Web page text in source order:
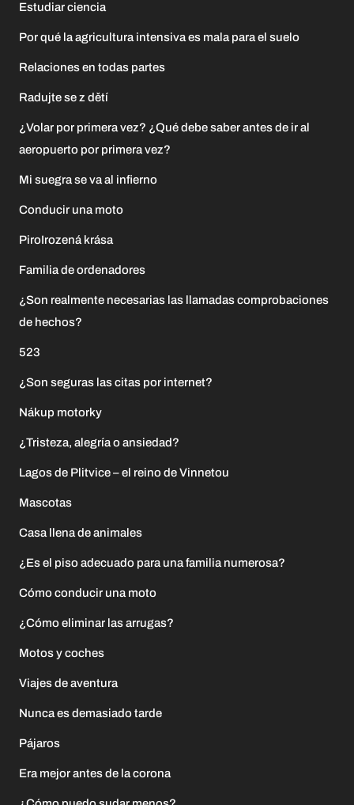
Estudiar ciencia
Por qué la agricultura intensiva es mala para el suelo
Relaciones en todas partes
Radujte se z dětí
¿Volar por primera vez? ¿Qué debe saber antes de ir al
aeropuerto por primera vez?
Mi suegra se va al infierno
Conducir una moto
PiroIrozená krása
Familia de ordenadores
¿Son realmente necesarias las llamadas comprobaciones
de hechos?
523
¿Son seguras las citas por internet?
Nákup motorky
¿Tristeza, alegría o ansiedad?
Lagos de Plitvice – el reino de Vinnetou
Mascotas
Casa llena de animales
¿Es el piso adecuado para una familia numerosa?
Cómo conducir una moto
¿Cómo eliminar las arrugas?
Motos y coches
Viajes de aventura
Nunca es demasiado tarde
Pájaros
Era mejor antes de la corona